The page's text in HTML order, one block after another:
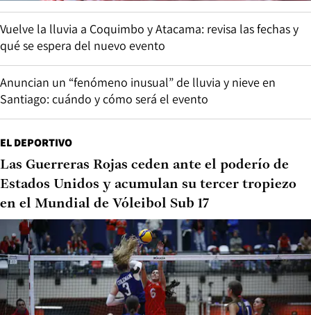
Vuelve la lluvia a Coquimbo y Atacama: revisa las fechas y
qué se espera del nuevo evento
Anuncian un “fenómeno inusual” de lluvia y nieve en
Santiago: cuándo y cómo será el evento
EL DEPORTIVO
Las Guerreras Rojas ceden ante el poderío de
Estados Unidos y acumulan su tercer tropiezo
en el Mundial de Vóleibol Sub 17